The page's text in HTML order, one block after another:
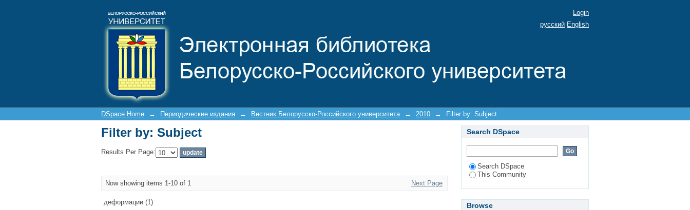
Login
русский English
DSpace Home → Периодические издания → Вестник Белорусско-Российского университета → 2010 → Filter by: Subject
Filter by: Subject
Results Per Page:
Now showing items 1-10 of 1 Next Page
деформации (1)
Search DSpace
Search DSpace
This Community
Browse